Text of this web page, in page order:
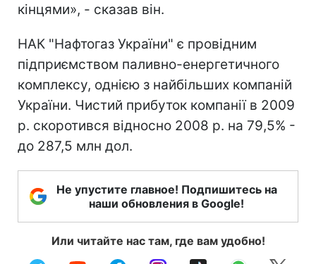
кінцями», - сказав він.
НАК "Нафтогаз України" є провідним
підприємством паливно-енергетичного
комплексу, однією з найбільших компаній
України. Чистий прибуток компанії в 2009
р. скоротився відносно 2008 р. на 79,5% -
до 287,5 млн дол.
Не упустите главное! Подпишитесь на
наши обновления в Google!
Или читайте нас там, где вам удобно!